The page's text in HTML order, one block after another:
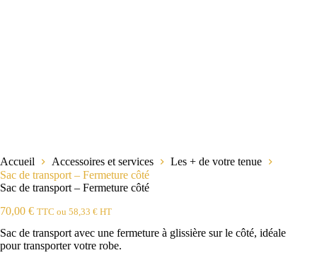
Accueil Accessoires et services
Les + de votre tenue
Sac de transport – Fermeture côté
Sac de transport – Fermeture côté
70,00 € TTC ou 58,33 € HT
Sac de transport avec une fermeture à glissière sur le côté, idéale
pour transporter votre robe.